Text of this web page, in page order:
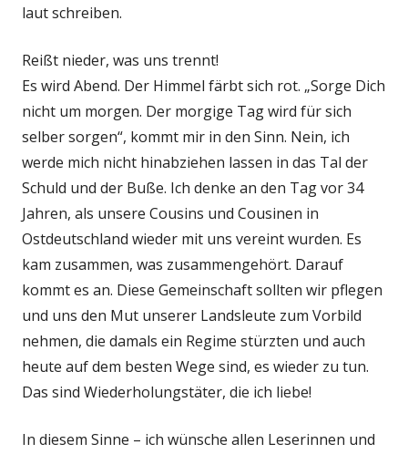
laut schreiben.
Reißt nieder, was uns trennt!
Es wird Abend. Der Himmel färbt sich rot. „Sorge Dich
nicht um morgen. Der morgige Tag wird für sich
selber sorgen“, kommt mir in den Sinn. Nein, ich
werde mich nicht hinabziehen lassen in das Tal der
Schuld und der Buße. Ich denke an den Tag vor 34
Jahren, als unsere Cousins und Cousinen in
Ostdeutschland wieder mit uns vereint wurden. Es
kam zusammen, was zusammengehört. Darauf
kommt es an. Diese Gemeinschaft sollten wir pflegen
und uns den Mut unserer Landsleute zum Vorbild
nehmen, die damals ein Regime stürzten und auch
heute auf dem besten Wege sind, es wieder zu tun.
Das sind Wiederholungstäter, die ich liebe!
In diesem Sinne – ich wünsche allen Leserinnen und